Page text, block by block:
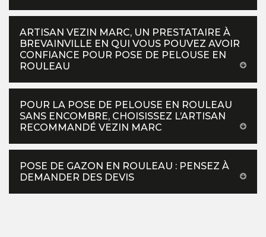
ARTISAN VEZIN MARC, UN PRESTATAIRE À
BREVAINVILLE EN QUI VOUS POUVEZ AVOIR
CONFIANCE POUR POSE DE PELOUSE EN
ROULEAU
POUR LA POSE DE PELOUSE EN ROULEAU
SANS ENCOMBRE, CHOISISSEZ L’ARTISAN
RECOMMANDÉ VEZIN MARC
POSE DE GAZON EN ROULEAU : PENSEZ À
DEMANDER DES DEVIS